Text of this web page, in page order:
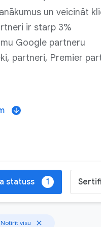
un veicināt
ir starp 3%
Google partneru
partneri, Premier
arrow_downward
statuss 1
Notīrīt visu close